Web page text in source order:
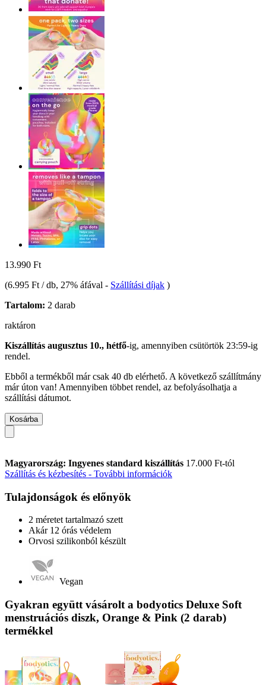
13.990 Ft
(6.995 Ft / db, 27% áfával - Szállítási díjak )
Tartalom: 2 darab
raktáron
Kiszállítás augusztus 10., hétfő-ig, amennyiben csütörtök 23:59-ig
rendel.
Ebből a termékből már csak 40 db elérhető. A következő szállítmány
már úton van! Amennyiben többet rendel, az befolyásolhatja a
szállítási dátumot.
Kosárba
Magyarország: Ingyenes standard kiszállítás 17.000 Ft-tól
Szállítás és kézbesítés - További információk
Tulajdonságok és előnyök
2 méretet tartalmazó szett
Akár 12 órás védelem
Orvosi szilikonból készült
Vegan
Gyakran együtt vásárolt a bodyotics Deluxe Soft
menstruációs diszk, Orange & Pink (2 darab)
termékkel